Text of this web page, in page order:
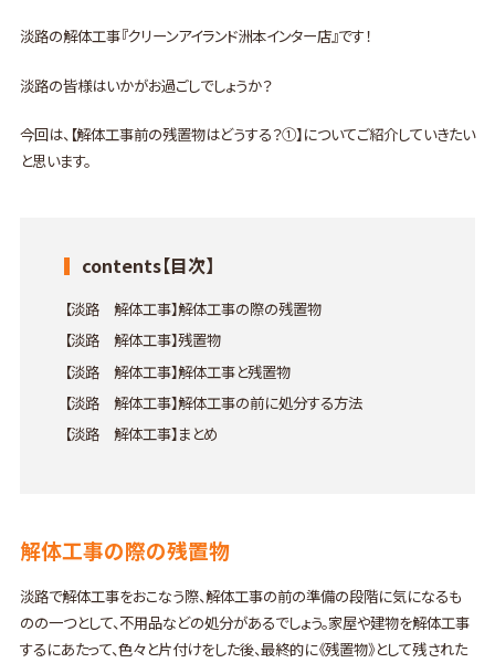
淡路の解体工事『クリーンアイランド洲本インター店』です！
淡路の皆様はいかがお過ごしでしょうか？
今回は、【解体工事前の残置物はどうする？①】についてご紹介していきたい
と思います。
contents【目次】
【淡路 解体工事】解体工事の際の残置物
【淡路 解体工事】残置物
【淡路 解体工事】解体工事と残置物
【淡路 解体工事】解体工事の前に処分する方法
【淡路 解体工事】まとめ
解体工事の際の残置物
淡路で解体工事をおこなう際、解体工事の前の準備の段階に気になるも
のの一つとして、不用品などの処分があるでしょう。家屋や建物を解体工事
するにあたって、色々と片付けをした後、最終的に《残置物》として残された